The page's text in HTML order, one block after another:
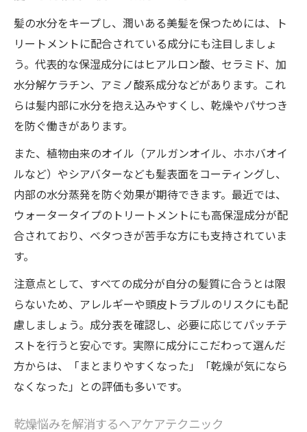
髪の水分をキープし、潤いある美髪を保つためには、ト
リートメントに配合されている成分にも注目しましょ
う。代表的な保湿成分にはヒアルロン酸、セラミド、加
水分解ケラチン、アミノ酸系成分などがあります。これ
らは髪内部に水分を抱え込みやすくし、乾燥やパサつき
を防ぐ働きがあります。
また、植物由来のオイル（アルガンオイル、ホホバオイ
ルなど）やシアバターなども髪表面をコーティングし、
内部の水分蒸発を防ぐ効果が期待できます。最近では、
ウォータータイプのトリートメントにも高保湿成分が配
合されており、ベタつきが苦手な方にも支持されていま
す。
注意点として、すべての成分が自分の髪質に合うとは限
らないため、アレルギーや頭皮トラブルのリスクにも配
慮しましょう。成分表を確認し、必要に応じてパッチテ
ストを行うと安心です。実際に成分にこだわって選んだ
方からは、「まとまりやすくなった」「乾燥が気になら
なくなった」との評価も多いです。
乾燥悩みを解消するヘアケアテクニック